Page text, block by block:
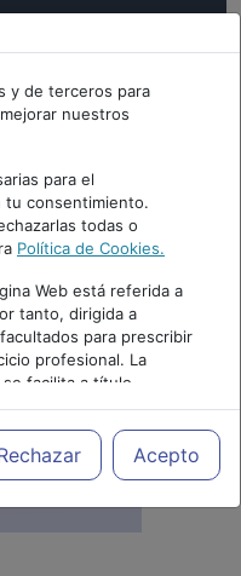
y de terceros para
nuestros
para el
tu consentimiento.
todas o
Política de Cookies.
Web está referida a
tanto, dirigida a
para prescribir
profesional. La
facilita a título
de los
y decidir, en
adecuado a lasAcepto